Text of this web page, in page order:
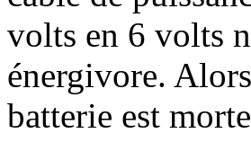
volts en 6 volts
énergivore.
batterie est